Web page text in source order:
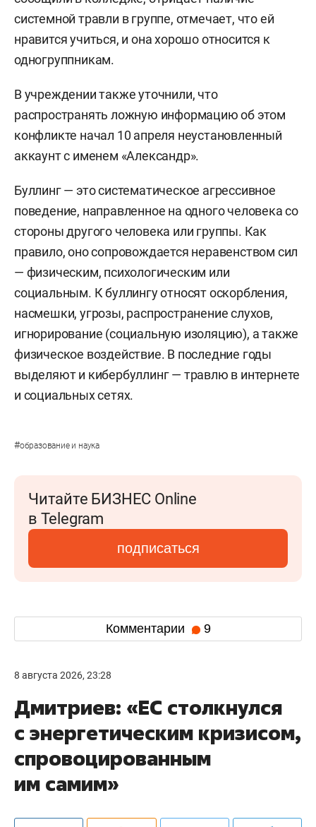
системной травли в группе, отмечает, что ей
нравится учиться, и она хорошо относится к
одногруппникам.
В учреждении также уточнили, что
распространять ложную информацию об этом
конфликте начал 10 апреля неустановленный
аккаунт с именем «Александр».
Буллинг — это систематическое агрессивное
поведение, направленное на одного человека со
стороны другого человека или группы. Как
правило, оно сопровождается неравенством сил
— физическим, психологическим или
социальным. К буллингу относят оскорбления,
насмешки, угрозы, распространение слухов,
игнорирование (социальную изоляцию), а также
физическое воздействие. В последние годы
выделяют и кибербуллинг — травлю в интернете
и социальных сетях.
#образование и наука
Читайте БИЗНЕС Online
в Telegram
подписаться
Комментарии 9
8 августа 2026, 23:28
Дмитриев: «ЕС столкнулся
с энергетическим кризисом,
спровоцированным
им самим»